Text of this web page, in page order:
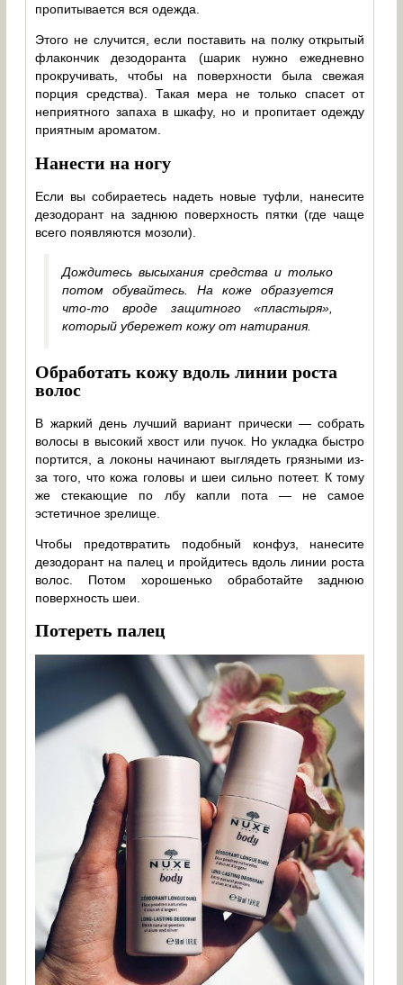
пропитывается вся одежда.
Этого не случится, если поставить на полку открытый
флакончик дезодоранта (шарик нужно ежедневно
прокручивать, чтобы на поверхности была свежая
порция средства). Такая мера не только спасет от
неприятного запаха в шкафу, но и пропитает одежду
приятным ароматом.
Нанести на ногу
Если вы собираетесь надеть новые туфли, нанесите
дезодорант на заднюю поверхность пятки (где чаще
всего появляются мозоли).
Дождитесь высыхания средства и только
потом обувайтесь. На коже образуется
что-то вроде защитного «пластыря»,
который убережет кожу от натирания.
Обработать кожу вдоль линии роста
волос
В жаркий день лучший вариант прически — собрать
волосы в высокий хвост или пучок. Но укладка быстро
портится, а локоны начинают выглядеть грязными из-
за того, что кожа головы и шеи сильно потеет. К тому
же стекающие по лбу капли пота — не самое
эстетичное зрелище.
Чтобы предотвратить подобный конфуз, нанесите
дезодорант на палец и пройдитесь вдоль линии роста
волос. Потом хорошенько обработайте заднюю
поверхность шеи.
Потереть палец